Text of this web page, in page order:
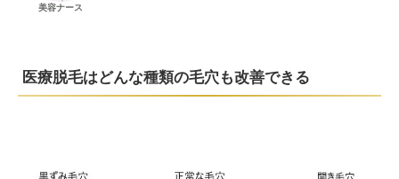
美容ナース
医療脱毛はどんな種類の毛穴も改善できる